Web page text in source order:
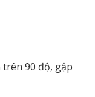
90 độ, gập